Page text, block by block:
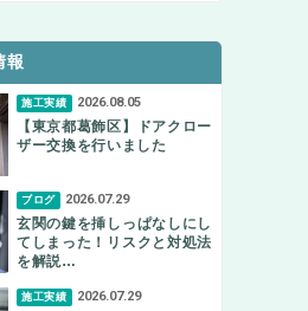
報
施工実績 2026.08.05
【東京都葛飾区】ドアクロー
ザー交換を行いました
ブログ 2026.07.29
玄関の鍵を挿しっぱなしにし
てしまった！リスクと対処法
を解説…
施工実績 2026.07.29